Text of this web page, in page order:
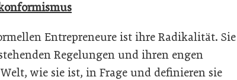
Entrepreneure ist ihre Radikalität. Sie
Regelungen und ihren engen
wie sie ist, in Frage und definieren sie